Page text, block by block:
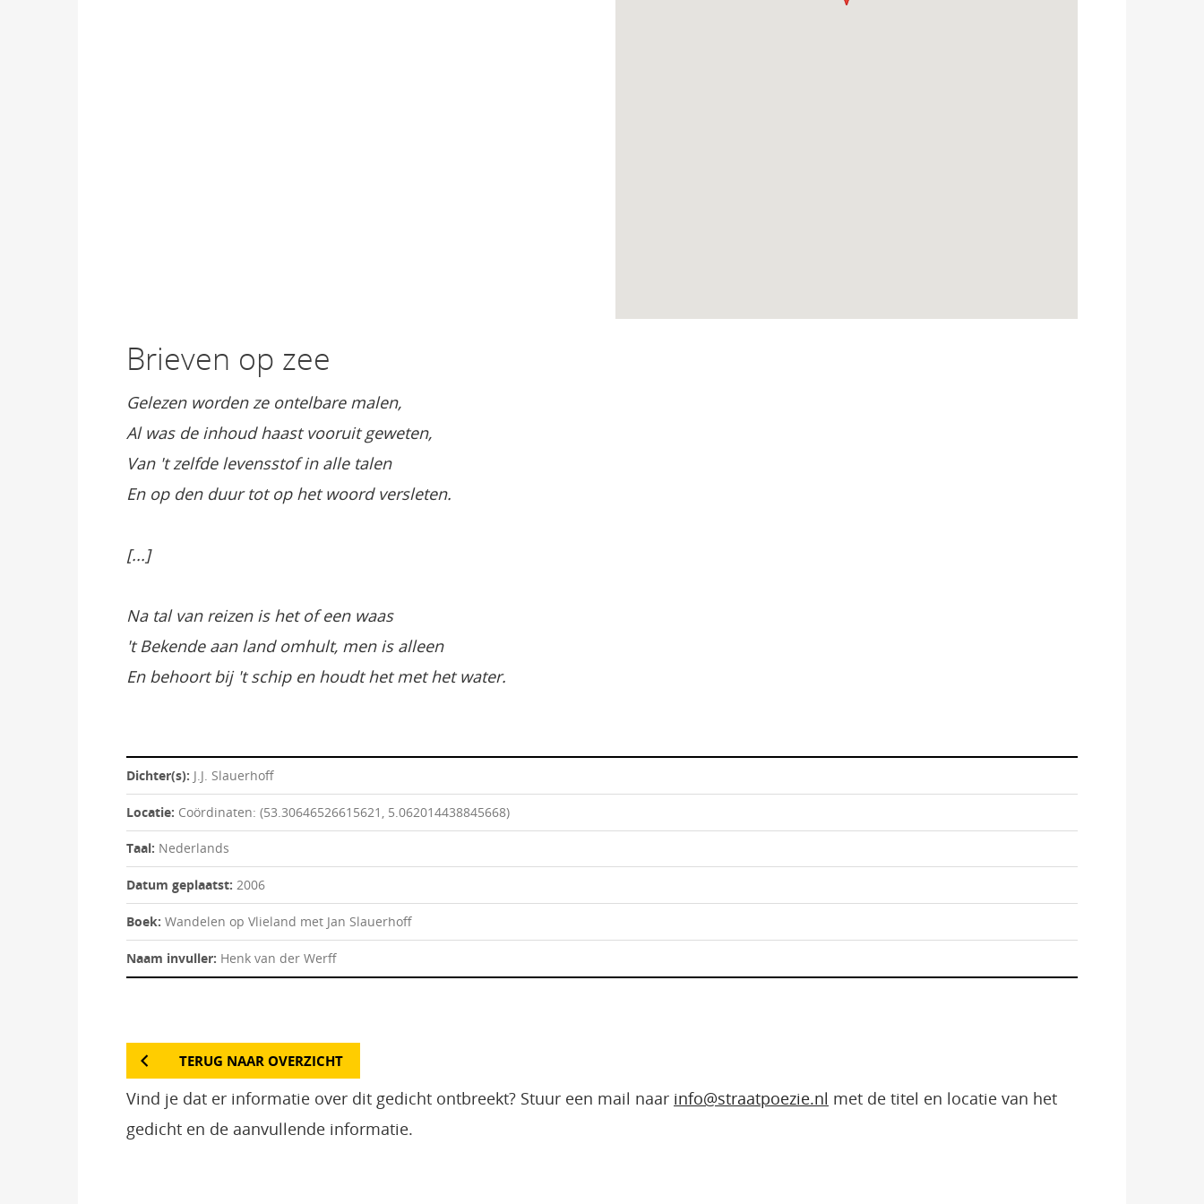
Brieven op zee
Gelezen worden ze ontelbare malen,
Al was de inhoud haast vooruit geweten,
Van 't zelfde levensstof in alle talen
En op den duur tot op het woord versleten.
[...]
Na tal van reizen is het of een waas
't Bekende aan land omhult, men is alleen
En behoort bij 't schip en houdt het met het water.
Dichter(s): J.J. Slauerhoff
Locatie: Coördinaten: (53.30646526615621, 5.062014438845668)
Taal: Nederlands
Datum geplaatst: 2006
Boek: Wandelen op Vlieland met Jan Slauerhoff
Naam invuller: Henk van der Werff
TERUG NAAR OVERZICHT
Vind je dat er informatie over dit gedicht ontbreekt? Stuur een mail naar info@straatpoezie.nl met de titel en locatie van het
gedicht en de aanvullende informatie.